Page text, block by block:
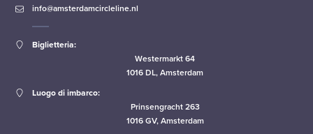
info@amsterdamcircleline.nl
Biglietteria:
Westermarkt 64
1016 DL, Amsterdam
Luogo di imbarco:
Prinsengracht 263
1016 GV, Amsterdam